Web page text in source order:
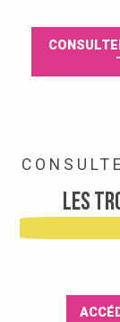
Le refuge de
Le refuge de la
Les